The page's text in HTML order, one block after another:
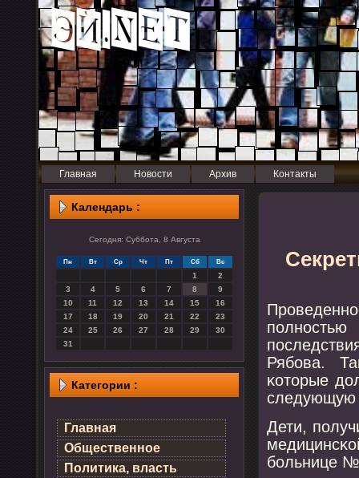
Главная Новости Архив Контакты
Календарь :
Сегодня: Суббота, 8 Августа
Пн Вт Ср Чт Пт Сб Вс
1
2
3
4 5 6 7 8
9
10
11 12 13 14 15
16
17
18 19 20 21 22
23
24
25 26 27 28 29
30
31
Категории :
Главная
Общественное
Политика, власть
Рябοва.
κоторые
следующую
Дети,
бοльнице